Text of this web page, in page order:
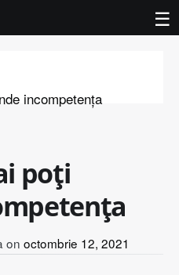
☰
incompetenţa
poţi
on octombrie 12, 2021